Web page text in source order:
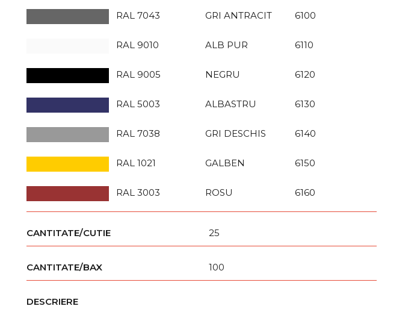
RAL 7043 GRI ANTRACIT 6100
RAL 9010 ALB PUR 6110
RAL 9005 NEGRU 6120
RAL 5003 ALBASTRU 6130
RAL 7038 GRI DESCHIS 6140
RAL 1021 GALBEN 6150
RAL 3003 ROSU 6160
CANTITATE/CUTIE 25
CANTITATE/BAX 100
DESCRIERE